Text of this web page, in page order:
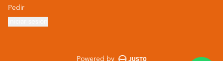
Pedir
Powered by